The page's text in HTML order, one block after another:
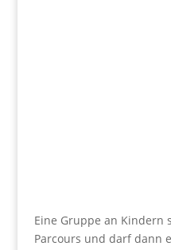
Eine Gruppe an Kindern
Parcours und darf dann